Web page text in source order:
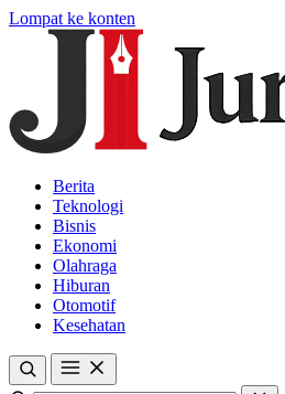
Lompat ke konten
Berita
Teknologi
Bisnis
Ekonomi
Olahraga
Hiburan
Otomotif
Kesehatan